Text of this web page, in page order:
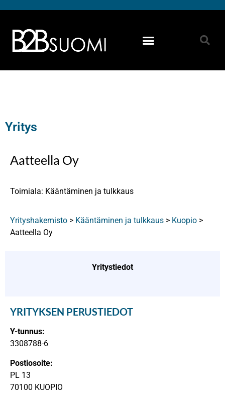
Yritys
Aatteella Oy
Toimiala: Kääntäminen ja tulkkaus
Yrityshakemisto > Kääntäminen ja tulkkaus > Kuopio >
Aatteella Oy
Yritystiedot
YRITYKSEN PERUSTIEDOT
Y-tunnus:
3308788-6
Postiosoite:
PL 13
70100 KUOPIO